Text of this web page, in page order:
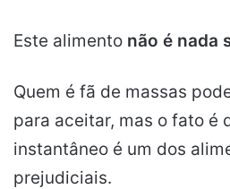
Este alimento não é nada
Quem é fã de massas
para aceitar, mas o fato é
instantâneo é um dos
prejudiciais.